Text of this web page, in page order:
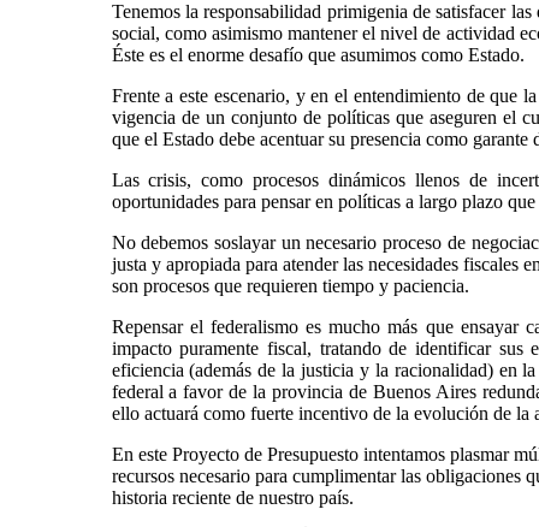
Tenemos la responsabilidad primigenia de satisfacer
social, como asimismo mantener el nivel de actividad
Éste es el enorme desafío que asumimos como Estado.
Frente a este escenario, y en el entendimiento de que
vigencia de un conjunto de políticas que aseguren el
que el Estado debe acentuar su presencia como garante
Las crisis, como procesos dinámicos llenos de
oportunidades para pensar en políticas a largo plazo
No debemos soslayar un necesario proceso de
justa y apropiada para atender las necesidades fiscales
son procesos que requieren tiempo y paciencia.
Repensar el federalismo es mucho más que ensayar
impacto puramente fiscal, tratando de identificar
eficiencia (además de la justicia y la racionalidad) en
federal a favor de la provincia de Buenos Aires
ello actuará como fuerte incentivo de la evolución de la
En este Proyecto de Presupuesto intentamos plasmar
recursos necesario para cumplimentar las
historia reciente de nuestro país.